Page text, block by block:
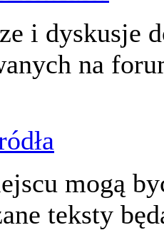
i dyskusje
na
mogą
teksty